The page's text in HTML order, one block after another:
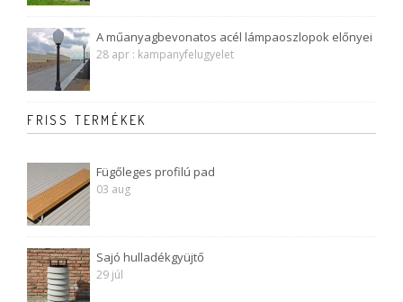
A műanyagbevonatos acél lámpaoszlopok előnyei
28 apr : kampanyfelugyelet
FRISS TERMÉKEK
Fügőleges profilú pad
03 aug
Sajó hulladékgyüjtő
29 júl